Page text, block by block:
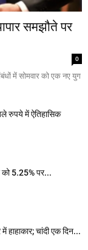
समझौते पर
0
में सोमवार को एक नए युग
रुपये में ऐतिहासिक
को 5.25% पर...
हाहाकार; चांदी एक दिन...